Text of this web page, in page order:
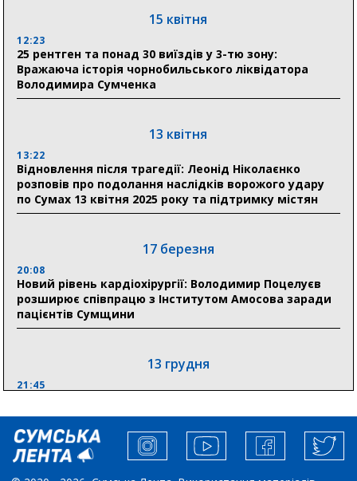
отримали 12 потужних станцій для Пунктів обігріву
29 липня
18:13
Лікарня Святого Пантелеймона отримала нову
28 липня
19:07
Соціальні виплати без затримок: Пенсійний фонд
Сумщини профінансував 2,5 млрд грн у липні
атак: Ніколаєнко підбив підсумки ліквідації
наслідків
15 квітня
12:23
25 рентген та понад 30 виїздів у 3-тю зону:
Вражаюча історія чорнобильського ліквідатора
Володимира Сумченка
13 квітня
13:22
Відновлення після трагедії: Леонід Ніколаєнко
розповів про подолання наслідків ворожого удару
по Сумах 13 квітня 2025 року та підтримку містян
17 березня
20:08
Новий рівень кардіохірургії: Володимир Поцелуєв
розширює співпрацю з Інститутом Амосова заради
пацієнтів Сумщини
13 грудня
21:45
збільшити завантаження стратегічних українських
виробників”, – нардеп Максим Гузенко